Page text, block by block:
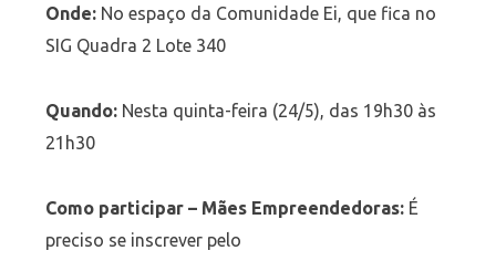
Onde:No espaço da Comunidade Ei, que fica no
SIG Quadra 2 Lote 340
Quando: Nesta quinta-feira (24/5), das 19h30 às
21h30
Como participar – Mães Empreendedoras:É
preciso se inscrever pelo